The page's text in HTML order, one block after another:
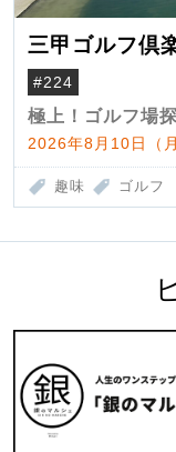
三甲ゴルフ倶
#224
極上！ゴルフ場
2026年8月10日（
趣味 ゴルフ